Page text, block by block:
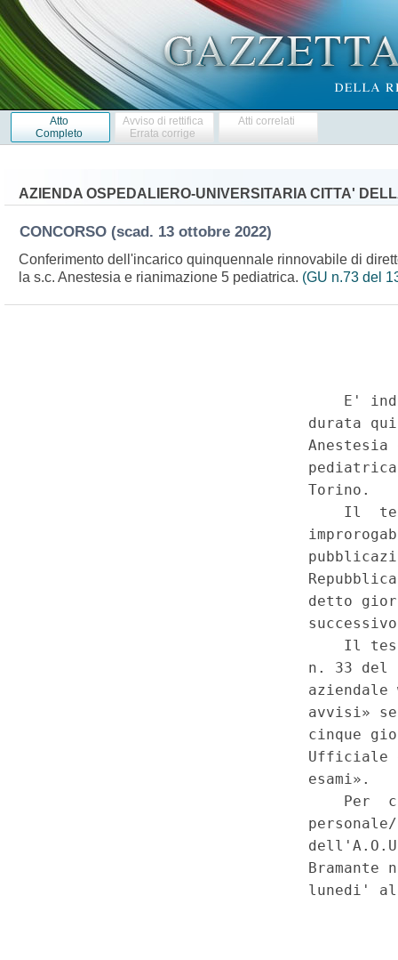
Atto
Completo
Avviso di rettifica
Errata corrige
Atti correlati
AZIENDA OSPEDALIERO-UNIVERSITARIA CITTA'
CONCORSO (scad. 13 ottobre 2022)
Conferimento dell'incarico quinquennale rinnovabile di
la s.c. Anestesia e rianimazione 5 pediatrica. (GU n.73 del